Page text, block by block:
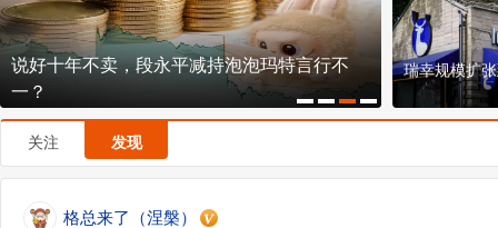
说好十年不卖，段永平减持泡泡玛特言行不
一？
椰子水第一
瑞幸规模扩
关注 发现
格总来了（涅槃）